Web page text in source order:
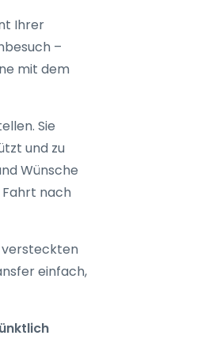
Ihrer
–
mit dem
Sie
und zu
Wünsche
Fahrt nach
versteckten
einfach,